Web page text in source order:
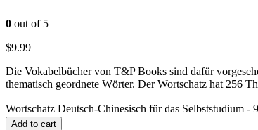
0 out of 5
$9.99
Die Vokabelbücher von T&P Books sind dafür
thematisch geordnete Wörter. Der Wortschatz hat 256
Wortschatz Deutsch-Chinesisch für das Selbststudium -
Add to cart